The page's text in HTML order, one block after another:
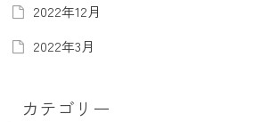
2022年12月
2022年3月
カテゴリー